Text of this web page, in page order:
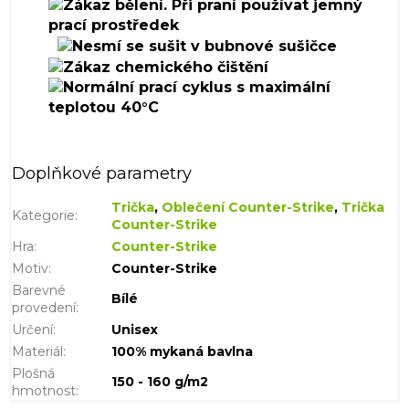
Doplňkové parametry
Kategorie: Trička, Oblečení Counter-Strike, Trička
Counter-Strike
Hra:
Counter-Strike
Motiv:
Counter-Strike
Barevné
provedení:
Bílé
Určení:
Unisex
Materiál:
100% mykaná bavlna
Plošná
hmotnost:
150 - 160 g/m2